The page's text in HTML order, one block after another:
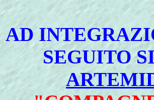
AD
SEGUITO